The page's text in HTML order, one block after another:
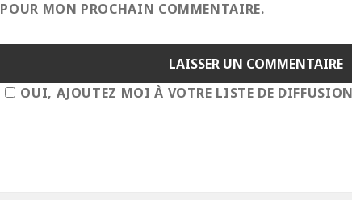
POUR MON PROCHAIN COMMENTAIRE.
OUI, AJOUTEZ MOI À VOTRE LISTE DE